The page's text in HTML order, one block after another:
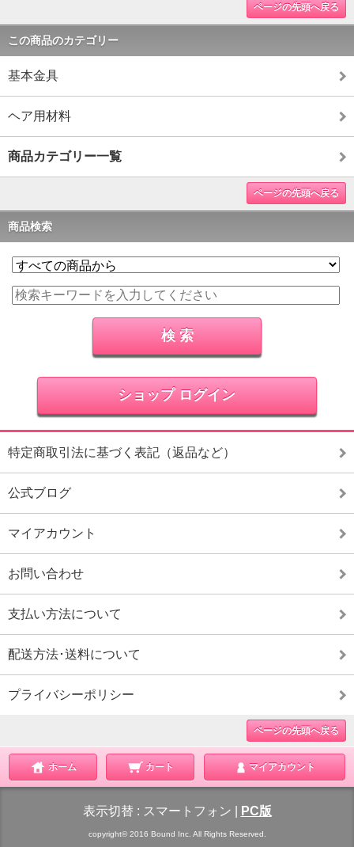
ページの先頭へ戻る
この商品のカテゴリー
基本金具
ヘア用材料
商品カテゴリー一覧
ページの先頭へ戻る
商品検索
ショップ ログイン
特定商取引法に基づく表記（返品など）
公式ブログ
マイアカウント
お問い合わせ
支払い方法について
配送方法･送料について
プライバシーポリシー
ページの先頭へ戻る
ホーム カート マイアカウント
表示切替 : スマートフォン PC版
copyright© 2016 Bound Inc. All Rights Reserved.